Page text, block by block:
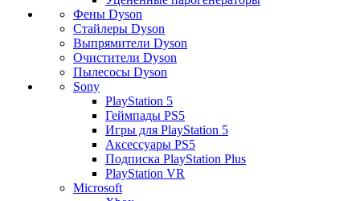
Фены Dyson
Стайлеры Dyson
Выпрямители Dyson
Очистители Dyson
Пылесосы Dyson
Sony
PlayStation 5
Геймпады PS5
Игры для PlayStation 5
Аксессуары PS5
Подписка PlayStation Plus
PlayStation VR
Microsoft